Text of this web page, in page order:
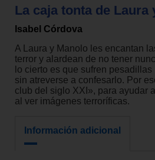
La caja tonta de Laura
Isabel Córdova
A Laura y Manolo les encantan
terror y alardean de no tener
lo cierto es que sufren
sin atreverse a confesarlo. Por
club del siglo XXI», para ayudar
al ver imágenes terroríficas.
Información adicional